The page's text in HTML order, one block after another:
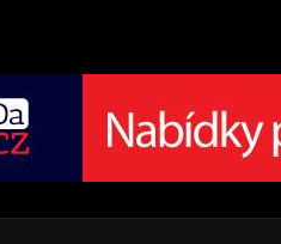
za zelenou a...